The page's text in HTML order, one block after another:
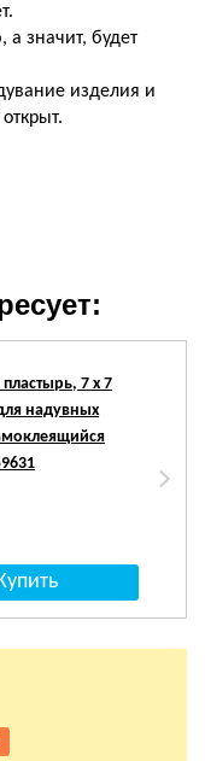
а значит, будет
изделия и
7 х 7
надувных